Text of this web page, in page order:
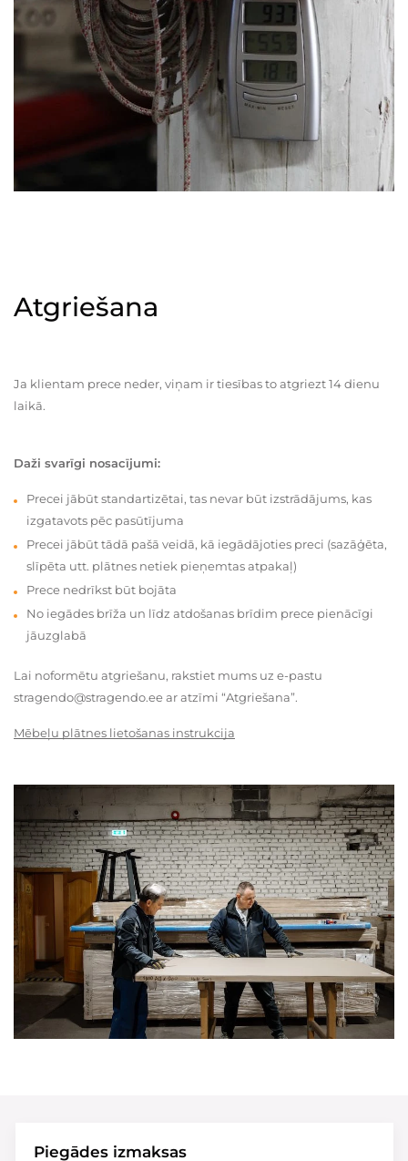
Atgriešana
Ja klientam prece neder, viņam ir tiesības to atgriezt 14 dienu
laikā.
Daži svarīgi nosacījumi:
Precei jābūt standartizētai, tas nevar būt izstrādājums, kas
izgatavots pēc pasūtījuma
Precei jābūt tādā pašā veidā, kā iegādājoties preci (sazāģēta,
slīpēta utt. plātnes netiek pieņemtas atpakaļ)
Prece nedrīkst būt bojāta
No iegādes brīža un līdz atdošanas brīdim prece pienācīgi
jāuzglabā
Lai noformētu atgriešanu, rakstiet mums uz e-pastu
stragendo@stragendo.ee ar atzīmi “Atgriešana”.
Mēbeļu plātnes lietošanas instrukcija
Piegādes izmaksas